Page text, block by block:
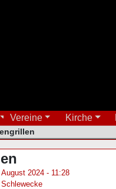
Vereine Kirche
2024 - 11:28